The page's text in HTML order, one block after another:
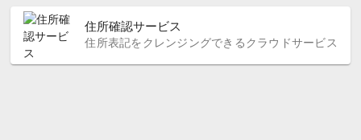
住所確認サービス
住所表記をクレンジングできるクラウドサービス